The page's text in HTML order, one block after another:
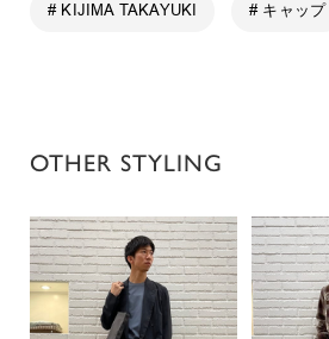
# KIJIMA TAKAYUKI # キャップ
OTHER STYLING